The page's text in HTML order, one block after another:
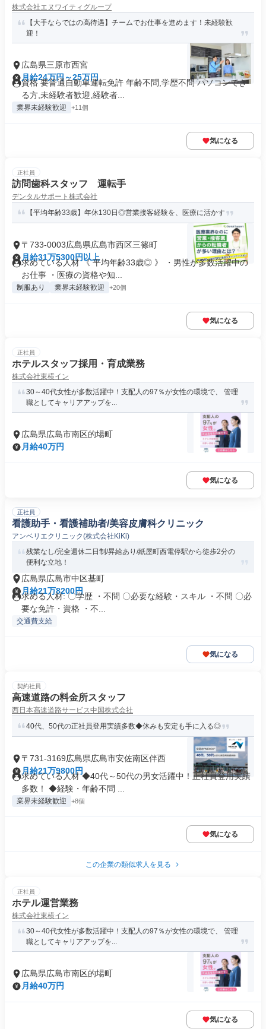
株式会社エヌワイティグループ
【大手ならではの高待遇】チームでお仕事を進めます！未経験歓
迎！
広島県三原市西宮
月給24万円～25万円
資格 要普通自動車運転免許 年齢不問,学歴不問 パソコンでき
る方,未経験者歓迎,経験者...
業界未経験歓迎 +11個
気になる
正社員
訪問歯科スタッフ 運転手
デンタルサポート株式会社
【平均年齢33歳】年休130日◎営業接客経験を、医療に活かす
〒733-0003広島県広島市西区三篠町
月給31万5300円以上
求めている人材 《 平均年齢33歳◎ 》 ・男性が多数活躍中の
お仕事 ・医療の資格や知...
制服あり 業界未経験歓迎 +20個
気になる
正社員
ホテルスタッフ採用・育成業務
株式会社東横イン
30～40代女性が多数活躍中！支配人の97％が女性の環境で、 管理
職としてキャリアアップを...
広島県広島市南区的場町
月給40万円
気になる
正社員
看護助手・看護補助者/美容皮膚科クリニック
アンベリエクリニック(株式会社KiKi)
残業なし/完全週休二日制/昇給あり/紙屋町西電停駅から徒歩2分の
便利な立地！
広島県広島市中区基町
月給21万8200円
求める人材: 〇学歴 ・不問 〇必要な経験・スキル ・不問 〇必
要な免許・資格 ・不...
交通費支給
気になる
契約社員
高速道路の料金所スタッフ
西日本高速道路サービス中国株式会社
40代、50代の正社員登用実績多数◆休みも安定も手に入る◎
〒731-3169広島県広島市安佐南区伴西
月給21万9800円
求めている人材 ◆40代～50代の男女活躍中！正社員登用実績
多数！ ◆経験・年齢不問 ...
業界未経験歓迎 +8個
気になる
この企業の類似求人を見る
正社員
ホテル運営業務
株式会社東横イン
30～40代女性が多数活躍中！支配人の97％が女性の環境で、 管理
職としてキャリアアップを...
広島県広島市南区的場町
月給40万円
気になる